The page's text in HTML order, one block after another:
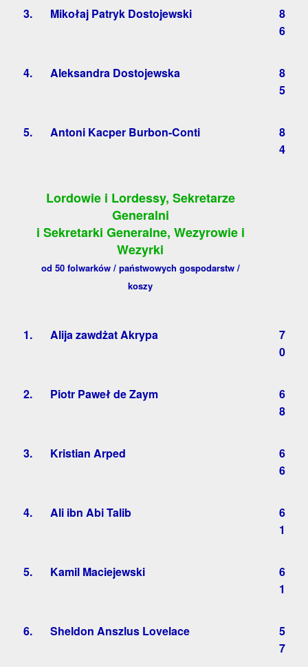
3. Mikołaj Patryk Dostojewski
8
6
4. Aleksandra Dostojewska
8
5
5. Antoni Kacper Burbon-Conti
8
4
Lordowie i Lordessy, Sekretarze
Generalni
i Sekretarki Generalne, Wezyrowie i
Wezyrki
od 50 folwarków / państwowych gospodarstw /
koszy
1. Alija zawdżat Akrypa
7
0
2. Piotr Paweł de Zaym
6
8
3. Kristian Arped
6
6
4. Ali ibn Abi Talib
6
1
5. Kamil Maciejewski
6
1
6. Sheldon Anszlus Lovelace
5
7